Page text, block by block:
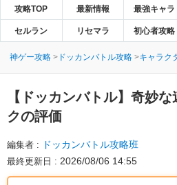
攻略TOP 最新情報 最強キャラ
セルラン リセマラ 初心者攻略
神ゲー攻略 ドッカンバトル攻略 キャラク
【ドッカンバトル】 奇妙な
クの評価
編集者 ドッカンバトル攻略班
最終更新日 2026/08/06 14:55